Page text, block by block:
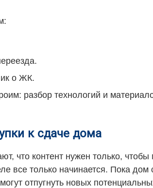
о ЖК.
разбор технологий и
к сдаче дома
что контент нужен только,
все только начинается. Пока
отпугнуть новых